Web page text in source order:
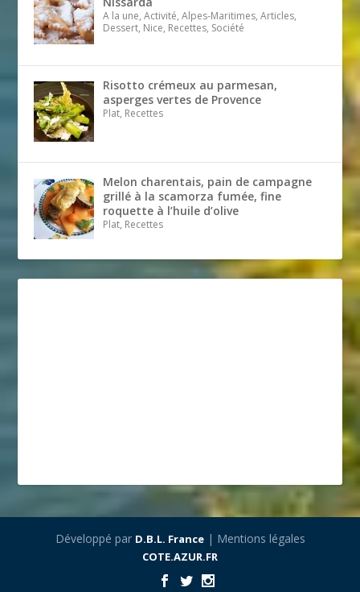
A la une, Activité, Alpes-Maritimes, Articles,
Dessert, Nice, Recettes, Société
Risotto crémeux au parmesan,
asperges vertes de Provence
Plat, Recettes
Melon charentais, pain de campagne
grillé à la scamorza fumée, fine
roquette à l’huile d’olive
Plat, Recettes
Développé par D.B.L. France| Mentions légales
COTE.AZUR.FR